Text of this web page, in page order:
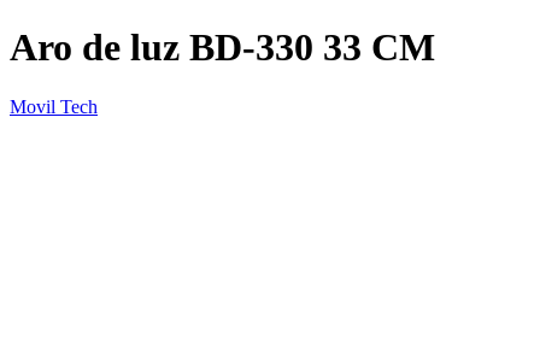
Aro de luz BD-330 33 CM
Movil Tech